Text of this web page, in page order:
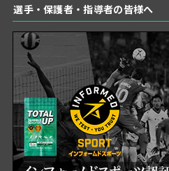
選手・保護者・指導者の皆様へ